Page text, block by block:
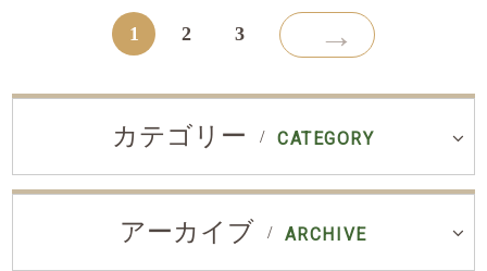
1 2 3 →
カテゴリー CATEGORY
アーカイブ ARCHIVE